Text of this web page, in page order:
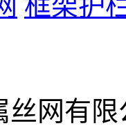
丝网有限